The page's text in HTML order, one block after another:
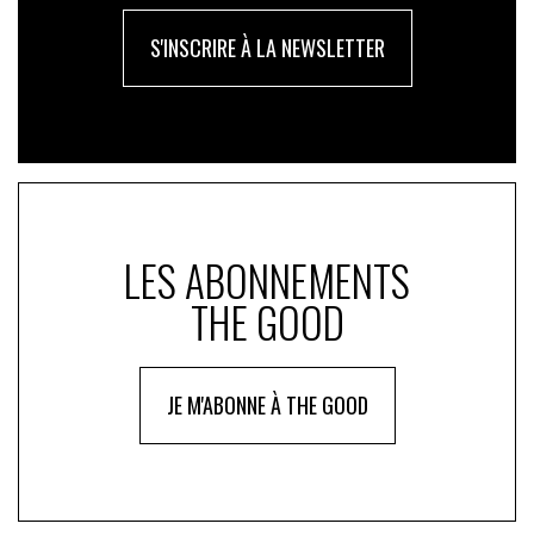
S'INSCRIRE À LA NEWSLETTER
LES ABONNEMENTS
THE GOOD
JE M'ABONNE À THE GOOD